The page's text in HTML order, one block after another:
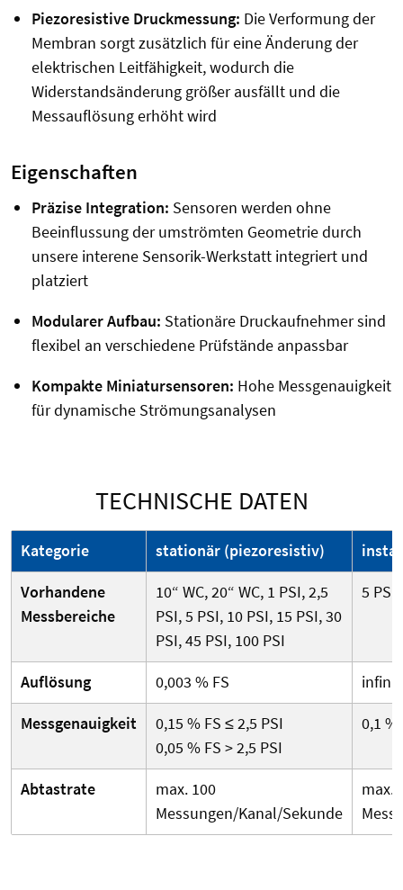
Piezoresistive Druckmessung: Die Verformung der
Membran sorgt zusätzlich für eine Änderung der
elektrischen Leitfähigkeit, wodurch die
Widerstandsänderung größer ausfällt und die
Messauflösung erhöht wird
Eigenschaften
Präzise Integration: Sensoren werden ohne
Beeinflussung der umströmten Geometrie durch
unsere interene Sensorik-Werkstatt integriert und
platziert
Modularer Aufbau: Stationäre Druckaufnehmer sind
flexibel an verschiedene Prüfstände anpassbar
Kompakte Miniatursensoren: Hohe Messgenauigkeit
für dynamische Strömungsanalysen
TECHNISCHE DATEN
Kategorie stationär (piezoresistiv)
Vorhandene
Messbereiche
10“ WC, 20“ WC, 1 PSI, 2,5
PSI, 5 PSI, 10 PSI, 15 PSI, 30
PSI, 45 PSI, 100 PSI
5
Auflösung 0,003 % FS
Messgenauigkeit
0,15 % FS ≤ 2,5 PSI
0,05 % FS > 2,5 PSI
0,1 %
Abtastrate
max. 100
Messungen/Kanal/Sekunde
max.